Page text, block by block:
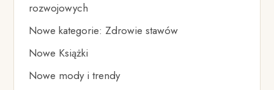
rozwojowych
Nowe kategorie: Zdrowie stawów
Nowe Książki
Nowe mody i trendy